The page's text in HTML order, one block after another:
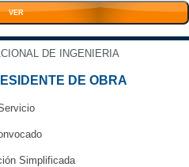
VER
DE INGENIERIA
DE OBRA
Simplificada